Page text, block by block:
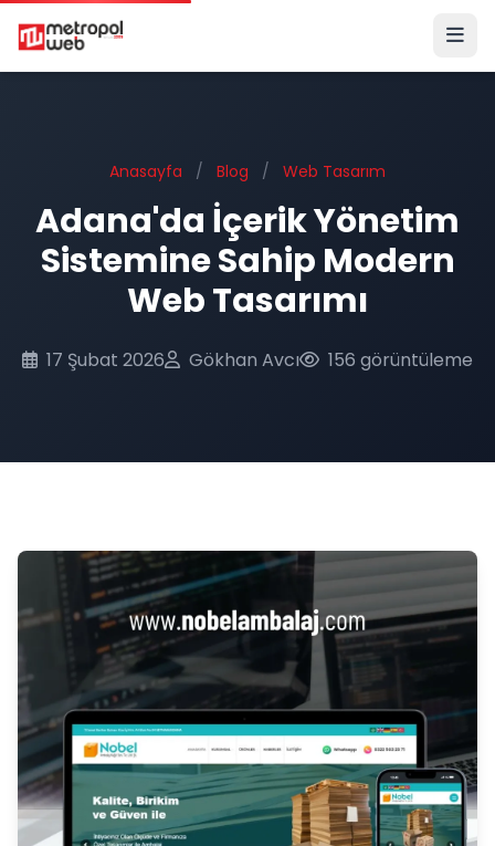
Ana içeriğe geç
Anasayfa / Blog / Web Tasarım
Adana'da İçerik Yönetim
Sistemine Sahip Modern
Web Tasarımı
17 Şubat 2026 Gökhan Avcı 156 görüntüleme